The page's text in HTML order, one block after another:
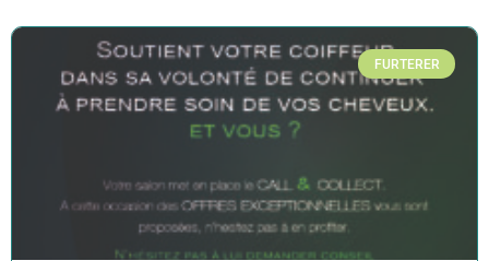
FURTERER